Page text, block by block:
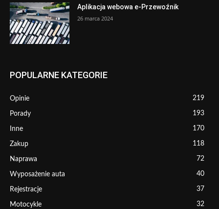
Aplikacja webowa e-Przewoźnik
26 marca 2024
POPULARNE KATEGORIE
Opinie 219
Porady 193
Inne 170
Zakup 118
Naprawa 72
Wyposażenie auta 40
Rejestracje 37
Motocykle 32